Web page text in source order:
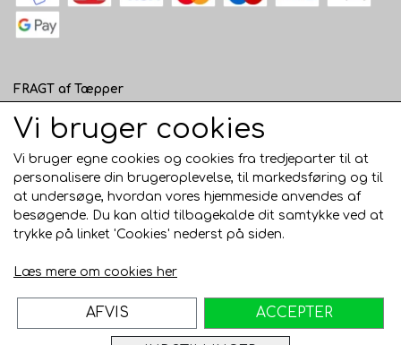
FRAGT af Tæpper
1 - 120 cm bred - 49 kr. til pakkeshop eller 82 kr.
hjemmelevering
121 - 200 cm bred - 99 kr. hjemmelevering
Over 200 cm bred - KUN Afhentning i Horsens
AFHENTNING I HORSENS - GRATIS
Vi bruger cookies
Vi bruger egne cookies og cookies fra tredjeparter til at
personalisere din brugeroplevelse, til markedsføring og til
at undersøge, hvordan vores hjemmeside anvendes af
besøgende. Du kan altid tilbagekalde dit samtykke ved at
trykke på linket 'Cookies' nederst på siden.
Læs mere om cookies her
AFVIS ACCEPTER